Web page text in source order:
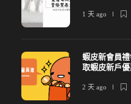
1 天 ago
蝦皮新會員
取蝦皮新戶優
2 天 ago